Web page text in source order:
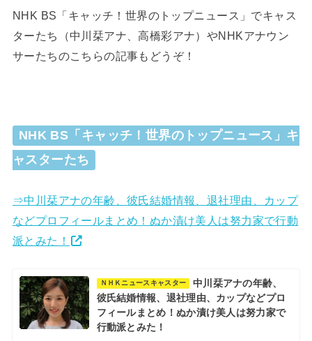
NHK BS「キャッチ！世界のトップニュース」でキャス
ターたち（中川栞アナ、高橋彩アナ）やNHKアナウン
サーたちのこちらの記事もどうぞ！
NHK BS「キャッチ！世界のトップニュース」キ
ャスターたち
⇒中川栞アナの年齢、彼氏結婚情報、退社理由、カップ
などプロフィールまとめ！ぬか漬け美人は努力家で行動
派とみた！
ＮＨＫニュースキャスター
中川栞アナの年齢、
彼氏結婚情報、退社理由、カップなどプロ
フィールまとめ！ぬか漬け美人は努力家で
行動派とみた！